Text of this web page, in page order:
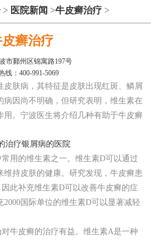
> 医院新闻 >牛皮癣治疗 >
癣治疗
市鄞州区锦寓路197号
线：400-991-5069
肤病，其特征是皮肤出现红斑、鳞屑
病因尚不明确，但研究表明，维生素在
用。宁波医生将介绍几种有助于牛皮癣
治疗银屑病的医院
的维生素之一。维生素D可以通过
持皮肤的健康。研究发现，牛皮癣患
此补充维生素D可以改善牛皮癣的症
国际单位的维生素D可以显著减轻
皮癣的治疗有益。维生素A是一种